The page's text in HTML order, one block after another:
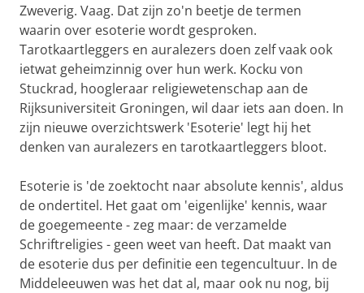
Zweverig. Vaag. Dat zijn zo'n beetje de termen
waarin over esoterie wordt gesproken.
Tarotkaartleggers en auralezers doen zelf vaak ook
ietwat geheimzinnig over hun werk. Kocku von
Stuckrad, hoogleraar religiewetenschap aan de
Rijksuniversiteit Groningen, wil daar iets aan doen. In
zijn nieuwe overzichtswerk 'Esoterie' legt hij het
denken van auralezers en tarotkaartleggers bloot.
Esoterie is 'de zoektocht naar absolute kennis', aldus
de ondertitel. Het gaat om 'eigenlijke' kennis, waar
de goegemeente - zeg maar: de verzamelde
Schriftreligies - geen weet van heeft. Dat maakt van
de esoterie dus per definitie een tegencultuur. In de
Middeleeuwen was het dat al, maar ook nu nog, bij